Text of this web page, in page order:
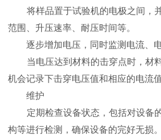
将样品置于试验机的电极之间，
范围、升压速率、耐压时间等。
逐步增加电压，同时监测电流、电
当电压达到材料的击穿点时，材
机会记录下击穿电压值和相应的电流值
维护
定期检查设备状态，包括对设备
构等进行检测，确保设备的完好无损。